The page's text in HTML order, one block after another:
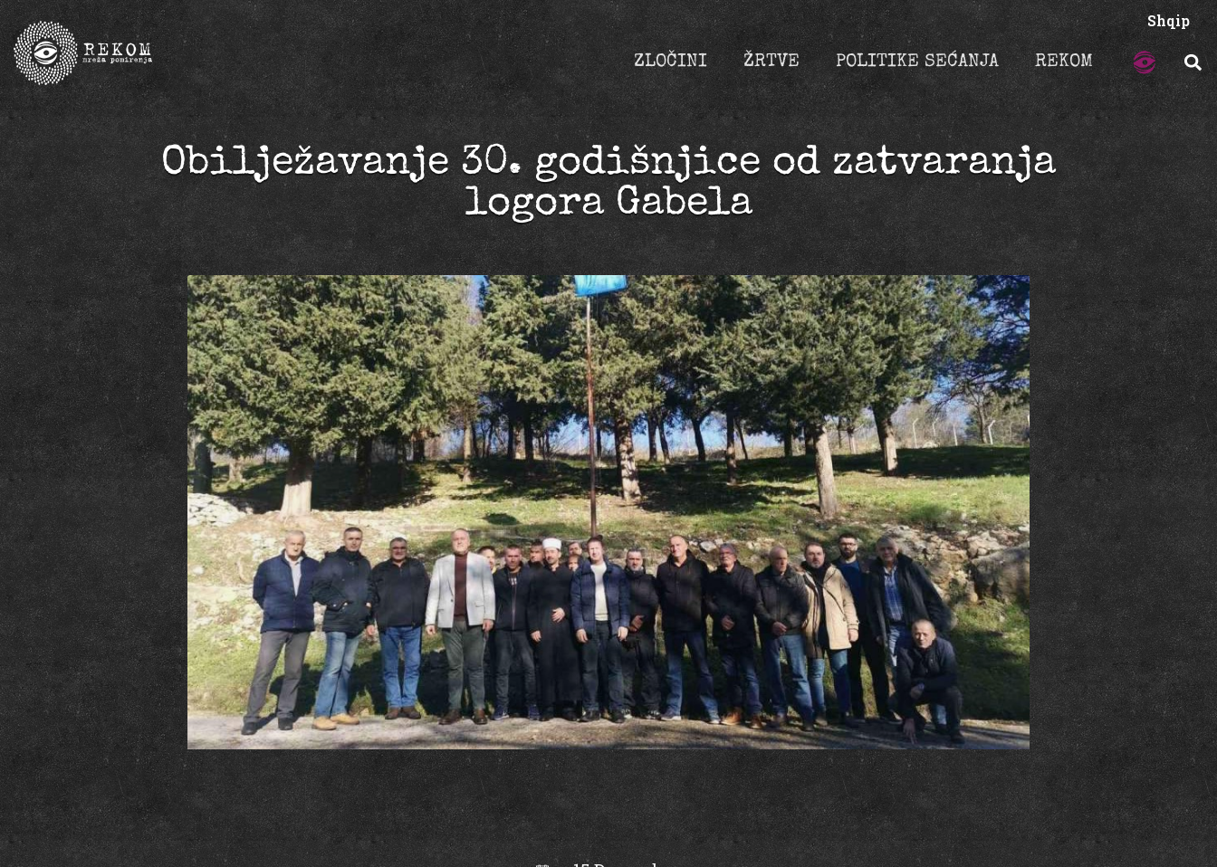
Shqip
ZLOČINI ŽRTVE POLITIKE SEĆANJA REKOM
Obilježavanje 30. godišnjice od zatvaranja
logora Gabela